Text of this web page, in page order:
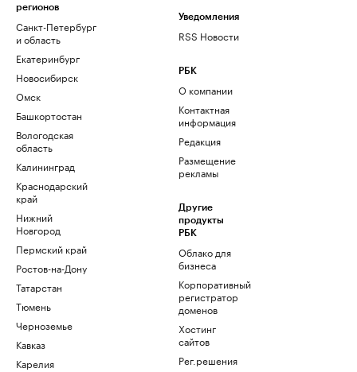
регионов
Санкт-Петербург
и область
Екатеринбург
Новосибирск
Омск
Башкортостан
Вологодская
область
Калининград
Краснодарский
край
Нижний
Новгород
Пермский край
Ростов-на-Дону
Татарстан
Тюмень
Черноземье
Кавказ
Карелия
Уведомления
RSS Новости
РБК
О компании
Контактная
информация
Редакция
Размещение
рекламы
Другие
продукты
РБК
Облако для
бизнеса
Корпоративный
регистратор
доменов
Хостинг
сайтов
Рег.решения